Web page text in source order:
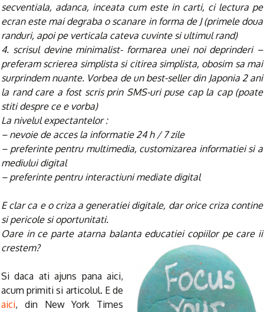
secventiala, adanca, inceata cum este in carti, ci lectura pe
ecran este mai degraba o scanare in forma de J (primele doua
randuri, apoi pe verticala cateva cuvinte si ultimul rand)
4. scrisul devine minimalist- formarea unei noi deprinderi –
preferam scrierea simplista si citirea simplista, obosim sa mai
surprindem nuante. Vorbea de un best-seller din Japonia 2 ani
la rand care a fost scris prin SMS-uri puse cap la cap (poate
stiti despre ce e vorba)
La nivelul expectantelor :
– nevoie de acces la informatie 24 h / 7 zile
– preferinte pentru multimedia, customizarea informatiei si a
mediului digital
– preferinte pentru interactiuni mediate digital
E clar ca e o criza a generatiei digitale, dar orice criza contine
si pericole si oportunitati.
Oare in ce parte atarna balanta educatiei copiilor pe care ii
crestem?
Si daca ati ajuns pana aici,
acum primiti si articolul. E de
aici, din New York Times